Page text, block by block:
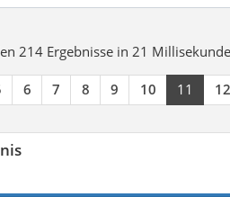
214 Ergebnisse in 21
6 7 8 9 10 11 12